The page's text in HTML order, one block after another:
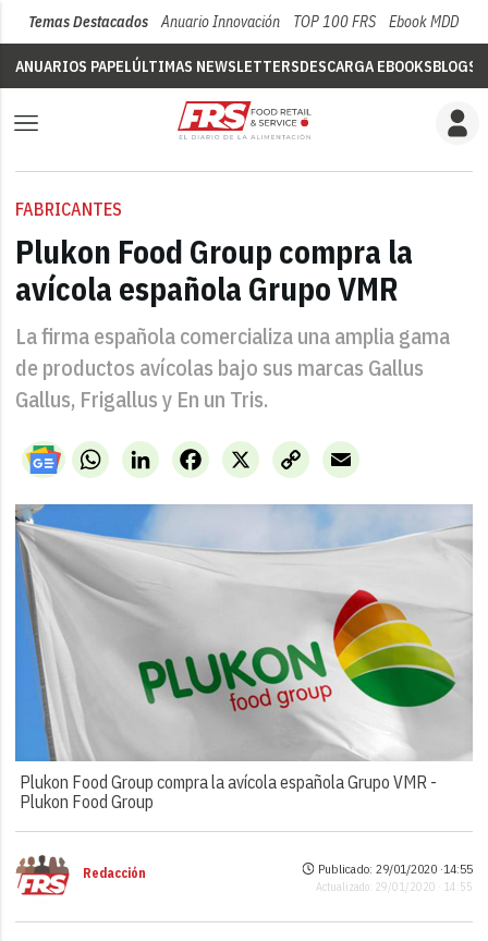
Temas Destacados Anuario Innovación TOP 100 FRS Ebook MDD
ANUARIOS PAPELÚLTIMAS NEWSLETTERSDESCARGA EBOOKSBLOGS
FABRICANTES
Plukon Food Group compra la
avícola española Grupo VMR
La firma española comercializa una amplia gama
de productos avícolas bajo sus marcas Gallus
Gallus, Frigallus y En un Tris.
WhatsAppLinkedIn X
Facebook
Copy
Link
Email
Plukon Food Group compra la avícola española Grupo VMR -
Plukon Food Group
Redacción Publicado: 29/01/2020 ·14:55
Actualizado: 29/01/2020 · 14:55